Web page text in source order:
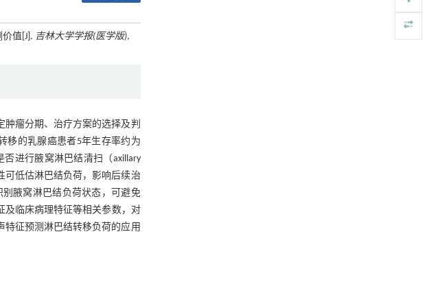
值[J]. 吉林大学学报(医学版),
瘤分期、治疗方案的选择及判
移的乳腺癌患者5年生存率约为
否进行腋窝淋巴结清扫（axillary
可低估淋巴结负荷，影响后续治
腋窝淋巴结负荷状态，可避免
及临床病理特征等相关参数，对
征预测淋巴结转移负荷的应用
https://doi.org/10.15302/frontphys.2027.015201